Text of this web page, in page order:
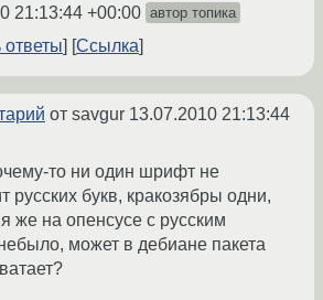
21:13:44 +00:00 автор топика
ответы Ссылка
от savgur 13.07.2010 21:13:44
то ни один шрифт не
русских букв, кракозябры одни,
же на опенсусе с русским
может в дебиане пакета